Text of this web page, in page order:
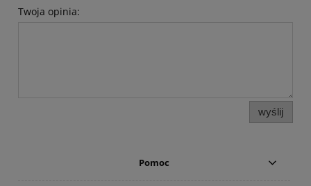
Twoja opinia:
wyślij
Pomoc